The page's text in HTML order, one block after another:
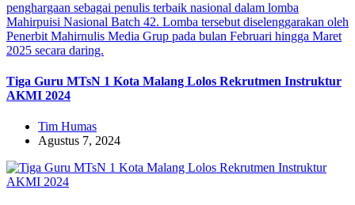
Tiga Guru MTsN 1 Kota Malang Lolos Rekrutmen Instruktur
AKMI 2024
Tim Humas
Agustus 7, 2024